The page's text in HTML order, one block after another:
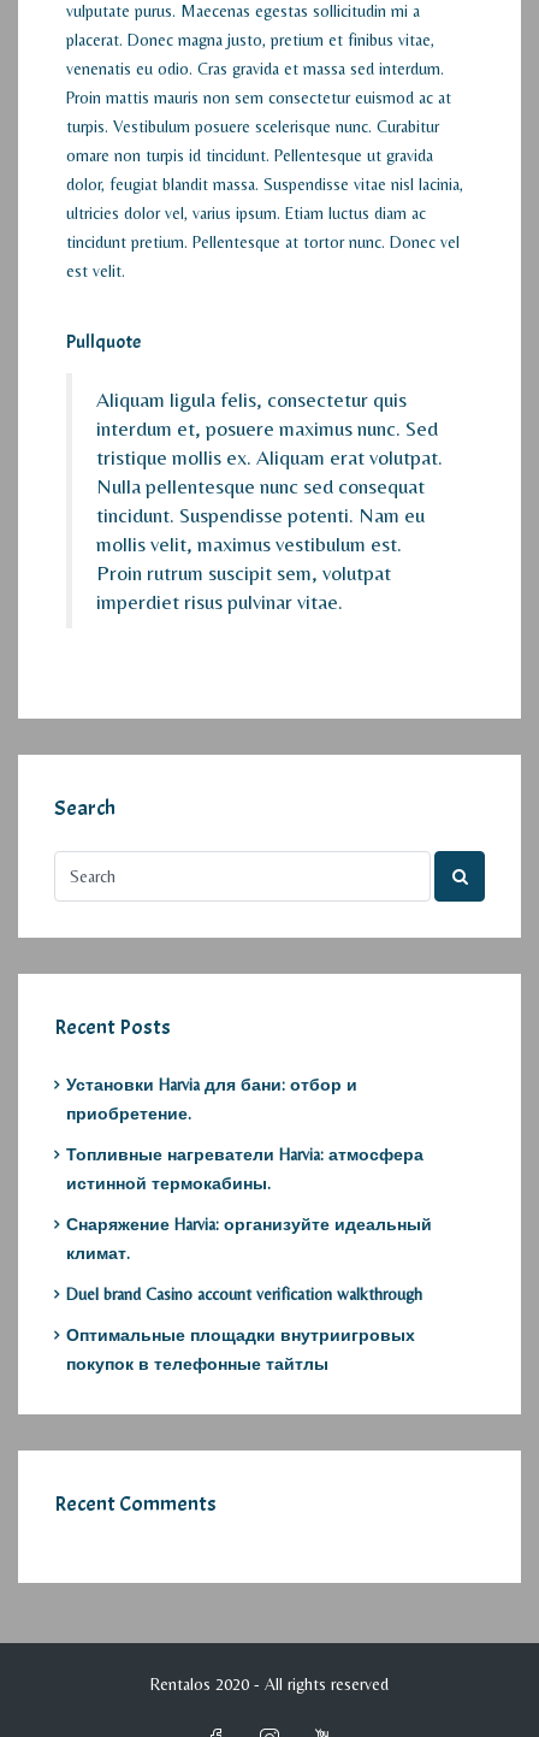
vulputate purus. Maecenas egestas sollicitudin mi a
placerat. Donec magna justo, pretium et finibus vitae,
venenatis eu odio. Cras gravida et massa sed interdum.
Proin mattis mauris non sem consectetur euismod ac at
turpis. Vestibulum posuere scelerisque nunc. Curabitur
ornare non turpis id tincidunt. Pellentesque ut gravida
dolor, feugiat blandit massa. Suspendisse vitae nisl lacinia,
ultricies dolor vel, varius ipsum. Etiam luctus diam ac
tincidunt pretium. Pellentesque at tortor nunc. Donec vel
est velit.
Pullquote
Aliquam ligula felis, consectetur quis
interdum et, posuere maximus nunc. Sed
tristique mollis ex. Aliquam erat volutpat.
Nulla pellentesque nunc sed consequat
tincidunt. Suspendisse potenti. Nam eu
mollis velit, maximus vestibulum est.
Proin rutrum suscipit sem, volutpat
imperdiet risus pulvinar vitae.
Search
Recent Posts
Установки Harvia для бани: отбор и
приобретение.
Топливные нагреватели Harvia: атмосфера
истинной термокабины.
Снаряжение Harvia: организуйте идеальный
климат.
Duel brand Casino account verification walkthrough
Оптимальные площадки внутриигровых
покупок в телефонные тайтлы
Recent Comments
Rentalos 2020 - All rights reserved